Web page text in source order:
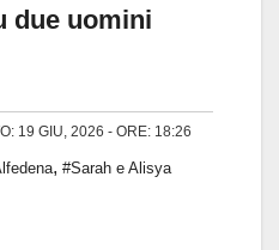
due uomini
19 GIU, 2026 - ORE: 18:26
, #Sarah e Alisya